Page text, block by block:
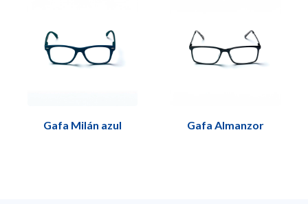
Gafa Milán azul Gafa Almanzor